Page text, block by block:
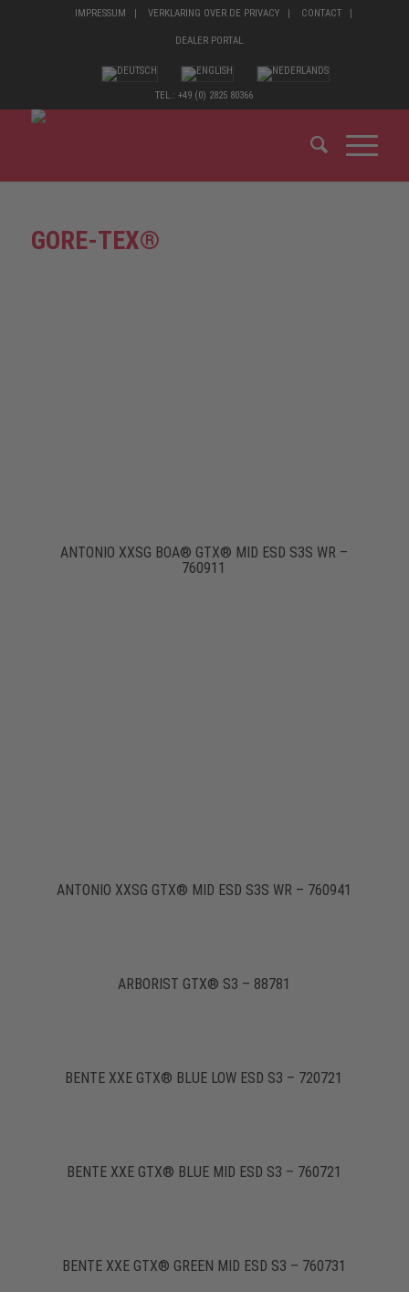
IMPRESSUM VERKLARING OVER DE PRIVACY CONTACT
DEALER PORTAL
TEL.: +49 (0) 2825 80366
GORE-TEX®
ANTONIO XXSG BOA® GTX® MID ESD S3S WR –
760911
ANTONIO XXSG GTX® MID ESD S3S WR – 760941
ARBORIST GTX® S3 – 88781
BENTE XXE GTX® BLUE LOW ESD S3 – 720721
BENTE XXE GTX® BLUE MID ESD S3 – 760721
BENTE XXE GTX® GREEN MID ESD S3 – 760731